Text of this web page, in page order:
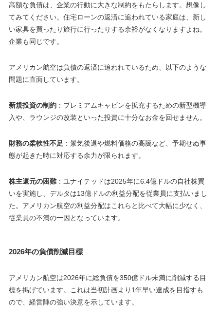
高額な負債は、企業の行動に大きな制約をもたらします。想像し
てみてください。住宅ローンの返済に追われている家庭は、新し
い家具を買ったり旅行に行ったりする余裕がなくなりますよね。
企業も同じです。
アメリカン航空は負債の返済に追われているため、以下のような
問題に直面しています。
新規投資の制約 ：プレミアムキャビンを拡充するための新型機導
入や、ラウンジの改装といった投資に十分なお金を回せません。
財務の柔軟性不足 ：景気後退や燃料価格の高騰など、予期せぬ事
態が起きた時に対応する余力が限られます。
株主還元の困難：ユナイテッドは2025年に6.4億ドルの自社株買
いを実施し、デルタは13億ドルの利益分配を従業員に支払いまし
た。アメリカン航空の利益分配はこれらと比べて大幅に少なく、
従業員の不満の一因となっています。
2026年の負債削減目標
アメリカン航空は2026年に総負債を350億ドル未満に削減する目
標を掲げています。これは当初計画より1年早い達成を目指すも
ので、経営陣の強い決意を示しています。